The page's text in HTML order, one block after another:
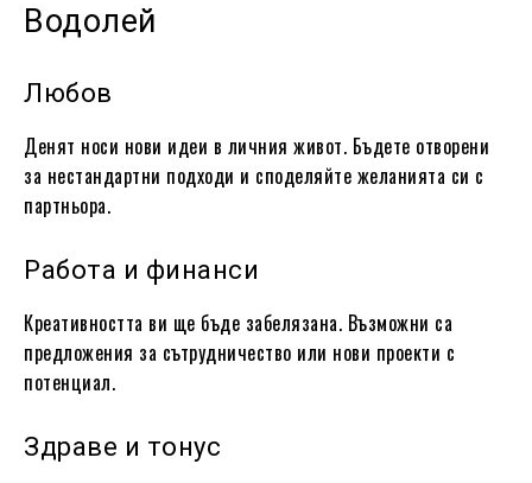
Водолей
Любов
Денят носи нови идеи в личния живот. Бъдете отворени
за нестандартни подходи и споделяйте желанията си с
партньора.
Работа и финанси
Креативността ви ще бъде забелязана. Възможни са
предложения за сътрудничество или нови проекти с
потенциал.
Здраве и тонус